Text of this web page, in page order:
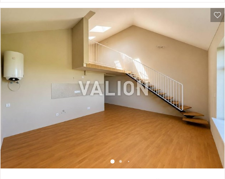
5-ти этажного утепленного дома. За счет того что есть
цокольный этаж, квартира находится высоко над землей и
поэтому теплая. Общая площадь 43,4 кв.м. Комплекс с закрытой
территорией, камерами видеонаблюдения, с большим
паркингом. Находится среди парков и сквера. Рядом с ЖК
находятся: детский сад, учебные заведения, спортивный
комплекс, магазины, кафе, банкоматы, салоны, аптеки, новая
почта. Остановки общественного транспорта и городской
электрички. До метро Сырец 5-10 минут пешком. Большой опыт
помощи при покупке квартир по государственным программам,
безналичный расчет 1) Госмолодежь, Еоселя (Е-оселя),
Восстановление, Сертификат 2) Жилье для ВПЛ и военных
(постановление 280 и др.) Цена 90 290 у.е. Без комиссии для
покупателя. Звоните. Записывайтесь на просмотр. Александр
Зайцев 0990100903, 0972910726 valion.ua/1151267